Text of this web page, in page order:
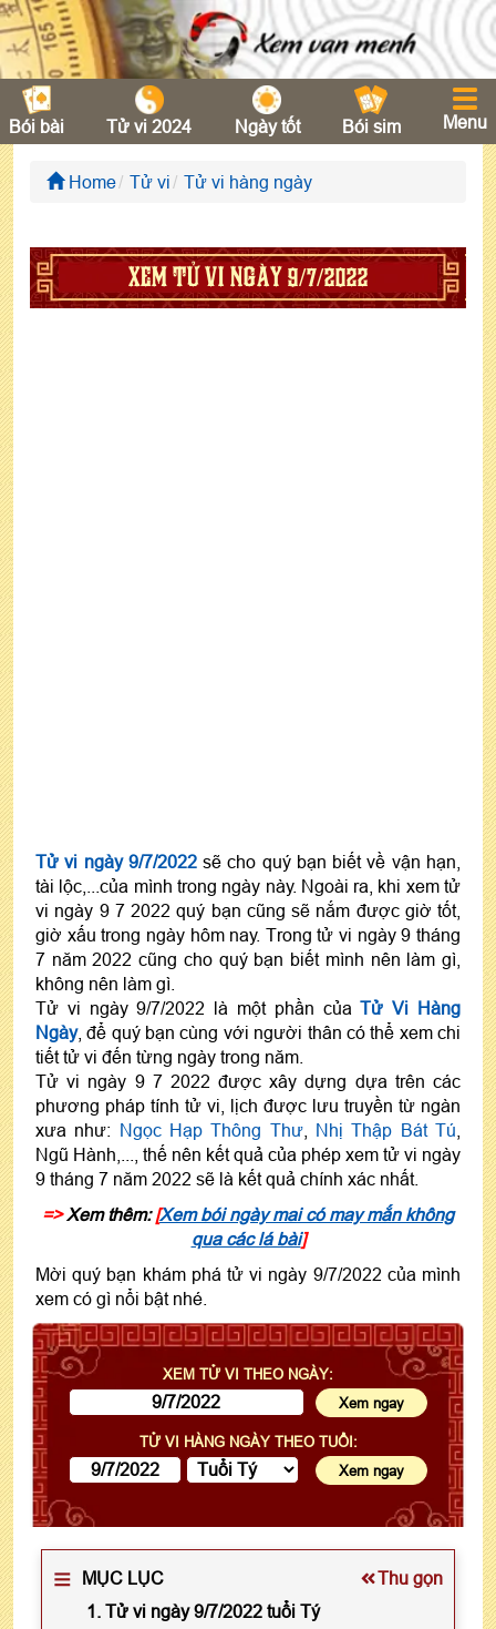
Bói bài Tử vi 2024 Ngày tốt Bói sim Menu
Home Tử vi Tử vi hàng ngày
XEM TỬ VI NGÀY 9/7/2022
Tử vi ngày 9/7/2022sẽ cho quý bạn biết về vận hạn,
tài lộc,...của mình trong ngày này. Ngoài ra, khi xem tử
vi ngày 9 7 2022 quý bạn cũng sẽ nắm được giờ tốt,
giờ xấu trong ngày hôm nay. Trong tử vi ngày 9 tháng
7 năm 2022 cũng cho quý bạn biết mình nên làm gì,
không nên làm gì.
Tử vi ngày 9/7/2022 là một phần củaTử Vi Hàng
Ngày, để quý bạn cùng với người thân có thể xem chi
tiết tử vi đến từng ngày trong năm.
Tử vi ngày 9 7 2022 được xây dựng dựa trên các
phương pháp tính tử vi, lịch được lưu truyền từ ngàn
xưa như: Ngọc Hạp Thông Thư, Nhị Thập Bát Tú
Ngũ Hành,..., thế nên kết quả của phép xem tử vi ngày
9 tháng 7 năm 2022 sẽ là kết quả chính xác nhất.
=>Xem thêm:[Xem bói ngày mai có may mắn không
qua các lá bài]
Mời quý bạn khám phá tử vi ngày 9/7/2022 của mình
xem có gì nổi bật nhé.
XEM TỬ VI THEO NGÀY:
TỬ VI HÀNG NGÀY THEO TUỔI:
MỤC LỤC
Thu gọn
1. Tử vi ngày 9/7/2022 tuổi Tý